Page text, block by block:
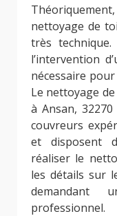
nettoyage de
très
l’intervention
nécessaire
Le nettoyage
à Ansan,
couvreurs
et disposent
réaliser le
les détails sur
demandant
professionnel.